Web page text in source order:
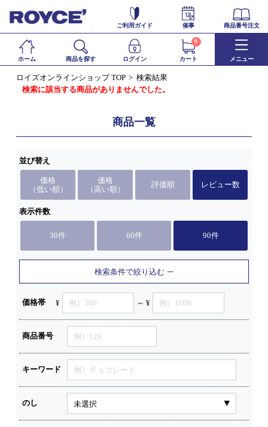
ご利用ガイド 催事 商品番号注文
ホーム 商品を探す ログイン カート
0
メニュー
ロイズオンラインショップ TOP
検索結果
検索に該当する商品がありませんでした。
商品一覧
並び替え
価格
（低い順）
価格
（高い順）
評価順 レビュー数
表示件数
30件 60件 90件
検索条件で絞り込む
価格帯 ¥ ～ ¥
商品番号
キーワード
のし